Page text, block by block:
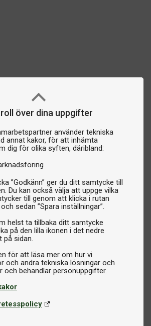
över dina uppgifter
använder tekniska
annat kakor, för att inhämta
dig för olika syften, däribland:
”Godkänn” ger du ditt samtycke till
Du kan också välja att uppge vilka
till genom att klicka i rutan
sedan ”Spara inställningar”.
helst ta tillbaka ditt samtycke
på den lilla ikonen i det nedre
på sidan.
för att läsa mer om hur vi
och andra tekniska lösningar och